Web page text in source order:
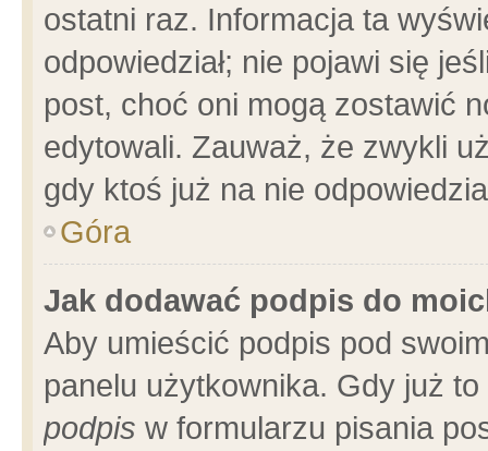
ostatni raz. Informacja ta
odpowiedział; nie pojawi się
post, choć oni mogą zostawić
edytowali. Zauważ, że zwykli
gdy ktoś już na nie
Góra
Jak dodawać podpis do
Aby umieścić podpis pod
panelu użytkownika. Gdy już
podpis w formularzu pisania